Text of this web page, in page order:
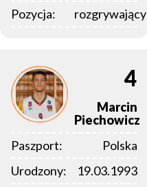
Pozycja:
rozgrywający
4
Marcin
Piechowicz
Paszport:
Polska
Urodzony:
19.03.1993